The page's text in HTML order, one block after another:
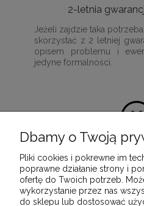
2-letnia
Jeżeli zajdzie taka
skorzystać z 2 letniej
opisem problemu i
jedyne formalności.
100%
Ponieważ naszą
wartościowych i wysokiej
Dbamy o Twoją
Pliki cookies i pokrewne im
poprawne działanie strony i
ofertę do Twoich potrzeb.
wykorzystanie przez nas
do sklepu lub dostosować